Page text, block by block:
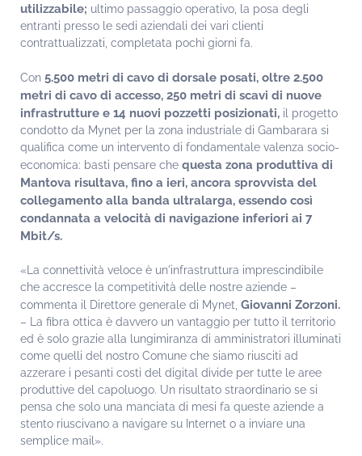
utilizzabile; ultimo passaggio operativo, la posa degli
entranti presso le sedi aziendali dei vari clienti
contrattualizzati, completata pochi giorni fa.
Con 5.500 metri di cavo di dorsale posati, oltre 2.500
metri di cavo di accesso, 250 metri di scavi di nuove
infrastrutture e 14 nuovi pozzetti posizionati, il progetto
condotto da Mynet per la zona industriale di Gambarara si
qualifica come un intervento di fondamentale valenza socio-
economica: basti pensare che questa zona produttiva di
Mantova risultava, fino a ieri, ancora sprovvista del
collegamento alla banda ultralarga, essendo così
condannata a velocità di navigazione inferiori ai 7
Mbit/s.
«La connettività veloce è un'infrastruttura imprescindibile
che accresce la competitività delle nostre aziende –
commenta il Direttore generale di Mynet, Giovanni Zorzoni.
– La fibra ottica è davvero un vantaggio per tutto il territorio
ed è solo grazie alla lungimiranza di amministratori illuminati
come quelli del nostro Comune che siamo riusciti ad
azzerare i pesanti costi del digital divide per tutte le aree
produttive del capoluogo. Un risultato straordinario se si
pensa che solo una manciata di mesi fa queste aziende a
stento riuscivano a navigare su Internet o a inviare una
semplice mail».